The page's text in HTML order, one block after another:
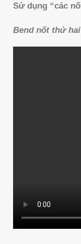
Sử dụng “các
Bend nốt thứ